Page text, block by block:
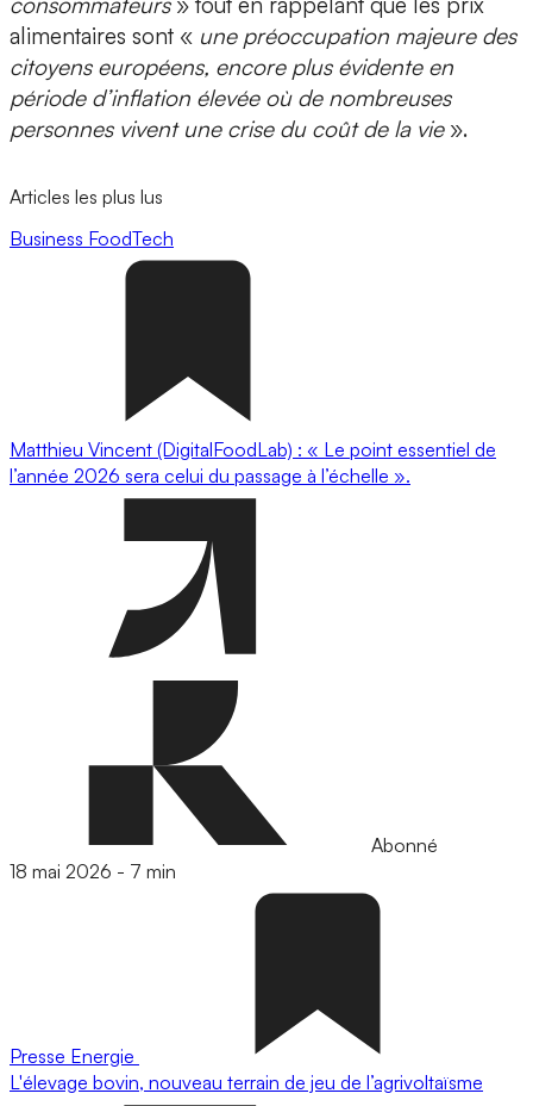
alimentaires sont « une préoccupation majeure des
citoyens européens, encore plus évidente en
période d’inflation élevée où de nombreuses
personnes vivent une crise du coût de la vie».
Articles les plus lus
Business FoodTech
Matthieu Vincent (DigitalFoodLab) : « Le point essentiel de
l’année 2026 sera celui du passage à l’échelle ».
Abonné
18 mai 2026 - 7 min
Presse Energie
L'élevage bovin, nouveau terrain de jeu de l’agrivoltaïsme